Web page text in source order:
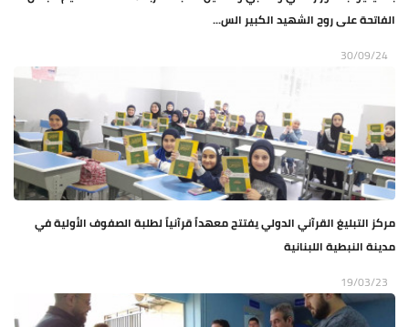
الفاتحة على روح الشهيد الكبير الس...
30/09/24
مركز التبليغ القرآني الدولي يفتتح معهداً قرآنياً لطلبة الصفوف الأولية في
مدينة النبطية اللبنانية
19/03/23